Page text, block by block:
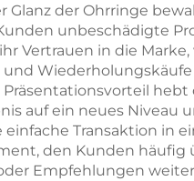
Glanz der Ohrringe
unbeschädigte
Vertrauen in die Marke,
und Wiederholungskäufe
hebt
auf ein neues Niveau
Transaktion in
den Kunden häufig
Empfehlungen